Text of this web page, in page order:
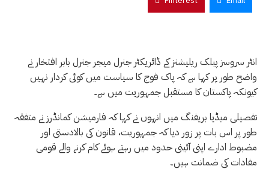
انٹر سروسز پبلک ریلیشنز کے ڈائریکٹر جنرل میجر جنرل بابر افتخار نے
واضح طور پر کہا ہے کہ پاک فوج کا سیاست میں کوئی کردار نہیں
کیونکہ پاکستان کا مستقبل جمہوریت میں ہے۔
تفصیلی میڈیا بریفنگ میں انہوں نے کہا کہ فارمیشن کمانڈرز نے متفقہ
طور پر اس بات پر زور دیا کہ جمہوریت، قانون کی بالادستی اور
مضبوط ادارے اپنی آئینی حدود میں رہتے ہوئے کام کرنے والے قومی
مفادات کی ضمانت ہیں۔